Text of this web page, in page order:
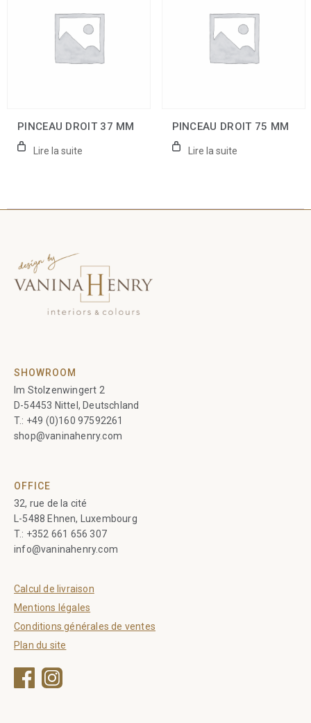
PINCEAU DROIT 37 MM
Lire la suite
PINCEAU DROIT 75 MM
Lire la suite
SHOWROOM
Im Stolzenwingert 2
D-54453 Nittel, Deutschland
T.: +49 (0)160 97592261
shop@vaninahenry.com
OFFICE
32, rue de la cité
L-5488 Ehnen, Luxembourg
T.: +352 661 656 307
info@vaninahenry.com
Calcul de livraison
Mentions légales
Conditions générales de ventes
Plan du site